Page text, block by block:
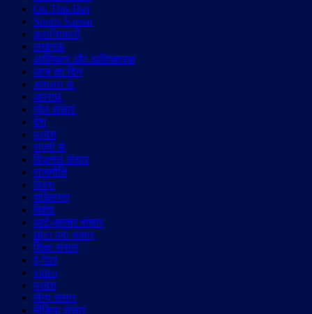
On This Day
Sports Sansar
क्रान्तिकारी
लखनऊ
आविष्कार और आविष्कारक
आज का दिन
अदालत से
अपराध
खेल संसार
देश
प्रदेश
राज्यों से
बिज़नेस संसार
राजनीति
विदेश
शख़्सियत
विशेष
आर्ट-कल्चर संसार
छोटा पर्दा संसार
शिक्षा संसार
ई-पेपर
video
प्रदेश
सैन्य संसार
मीडिया संसार